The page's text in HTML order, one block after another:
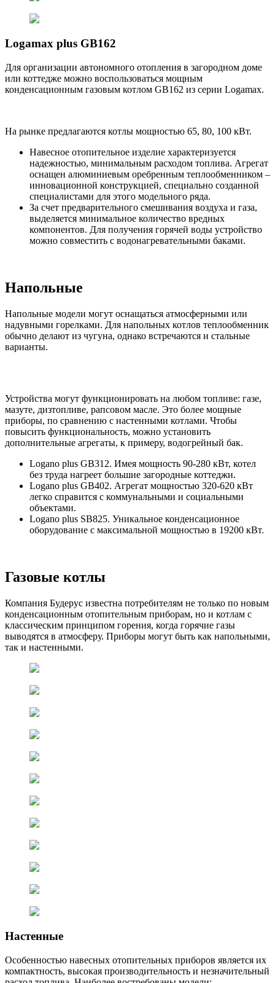
Logamax plus GB162
Для организации автономного отопления в загородном доме
или коттедже можно воспользоваться мощным
конденсационным газовым котлом GB162 из серии Logamax.
На рынке предлагаются котлы мощностью 65, 80, 100 кВт.
Навесное отопительное изделие характеризуется
надежностью, минимальным расходом топлива. Агрегат
оснащен алюминиевым оребренным теплообменником –
инновационной конструкцией, специально созданной
специалистами для этого модельного ряда.
За счет предварительного смешивания воздуха и газа,
выделяется минимальное количество вредных
компонентов. Для получения горячей воды устройство
можно совместить с водонагревательными баками.
Напольные
Напольные модели могут оснащаться атмосферными или
надувными горелками. Для напольных котлов теплообменник
обычно делают из чугуна, однако встречаются и стальные
варианты.
Устройства могут функционировать на любом топливе: газе,
мазуте, дизтопливе, рапсовом масле. Это более мощные
приборы, по сравнению с настенными котлами. Чтобы
повысить функциональность, можно установить
дополнительные агрегаты, к примеру, водогрейный бак.
Logano plus GB312. Имея мощность 90-280 кВт, котел
без труда нагреет большие загородные коттеджи.
Logano plus GB402. Агрегат мощностью 320-620 кВт
легко справится с коммунальными и социальными
объектами.
Logano plus SB825. Уникальное конденсационное
оборудование с максимальной мощностью в 19200 кВт.
Газовые котлы
Компания Будерус известна потребителям не только по новым
конденсационным отопительным приборам, но и котлам с
классическим принципом горения, когда горячие газы
выводятся в атмосферу. Приборы могут быть как напольными,
так и настенными.
Настенные
Особенностью навесных отопительных приборов является их
компактность, высокая производительность и незначительный